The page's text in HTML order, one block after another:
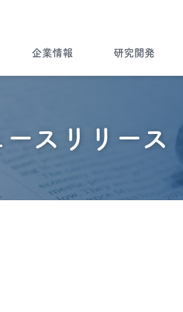
病気を知る
企業情報 研究開発
ノーベルファーマの研究開発
財務ハイライト
ブランドストーリー
”一灯”トップ
ースリリース